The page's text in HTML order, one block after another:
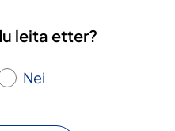
leita etter?
Nei